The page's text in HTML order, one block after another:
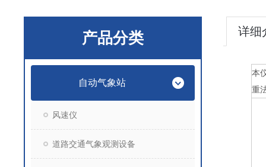
产品分类
自动气象站
风速仪
道路交通气象观测设备
详细
本
重